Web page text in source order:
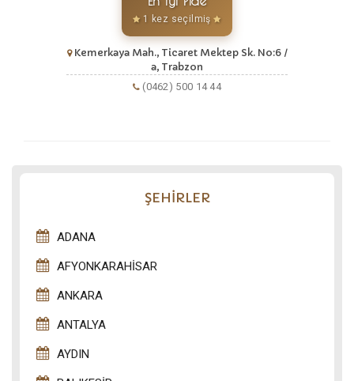
1 kez seçilmiş
Kemerkaya Mah., Ticaret Mektep Sk. No:6 /
a, Trabzon
(0462) 500 14 44
ŞEHİRLER
ADANA
AFYONKARAHISAR
ANKARA
ANTALYA
AYDIN